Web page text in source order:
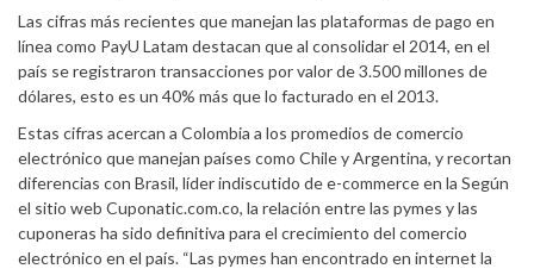
Las cifras más recientes que manejan las plataformas de pago en
línea como PayU Latam destacan que al consolidar el 2014, en el
país se registraron transacciones por valor de 3.500 millones de
dólares, esto es un 40% más que lo facturado en el 2013.
Estas cifras acercan a Colombia a los promedios de comercio
electrónico que manejan países como Chile y Argentina, y recortan
diferencias con Brasil, líder indiscutido de e-commerce en la Según
el sitio web Cuponatic.com.co, la relación entre las pymes y las
cuponeras ha sido definitiva para el crecimiento del comercio
electrónico en el país. “Las pymes han encontrado en internet la